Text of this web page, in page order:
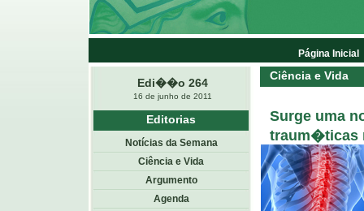
Edi��o 264
16 de junho de 2011
Ciência e Vida
Surge uma
traum�ticas
Editorias
Notícias da Semana
Ciência e Vida
Argumento
Agenda
Página Inicial